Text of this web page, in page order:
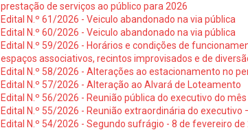
prestação de serviços ao público para 2026
Edital N.º 61/2026 - Veiculo abandonado na via pública
Edital N.º 60/2026 - Veiculo abandonado na via pública
Edital N.º 59/2026 - Horários e condições de
espaços associativos, recintos improvisados e de
Edital N.º 58/2026 - Alterações ao estacionamento no
Edital N.º 57/2026 - Alteração ao Alvará de Loteamento
Edital N.º 56/2026 - Reunião pública do executivo do
Edital N.º 55/2026 - Reunião extraordinária do
Edital N.º 54/2026 - Segundo sufrágio - 8 de fevereiro